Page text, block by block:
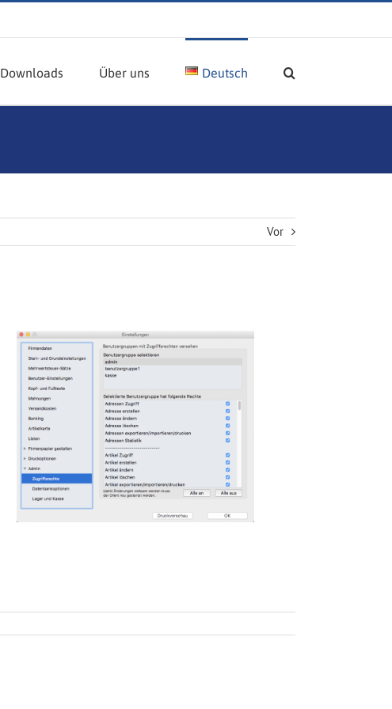
Downloads Über uns Deutsch
Vor